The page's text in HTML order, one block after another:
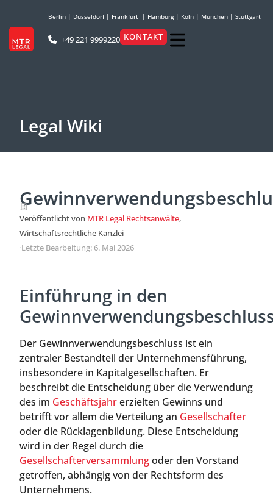
Berlin | Düsseldorf| Frankfurt | Hamburg| Köln | München | Stuttgart
+49 221 9999220 KONTAKT
Legal Wiki
Veröffentlicht von MTR Legal Rechtsanwälte,
Wirtschaftsrechtliche Kanzlei
·Letzte Bearbeitung: 6. Mai 2026
Einführung in den
Der Gewinnverwendungsbeschluss ist ein
zentraler Bestandteil der Unternehmensführung,
insbesondere in Kapitalgesellschaften. Er
beschreibt die Entscheidung über die Verwendung
des im Geschäftsjahrerzielten Gewinns und
betrifft vor allem die Verteilung an Gesellschafter
oder die Rücklagenbildung. Diese Entscheidung
wird in der Regel durch die
Gesellschafterversammlungoder den Vorstand
getroffen, abhängig von der Rechtsform des
Unternehmens.